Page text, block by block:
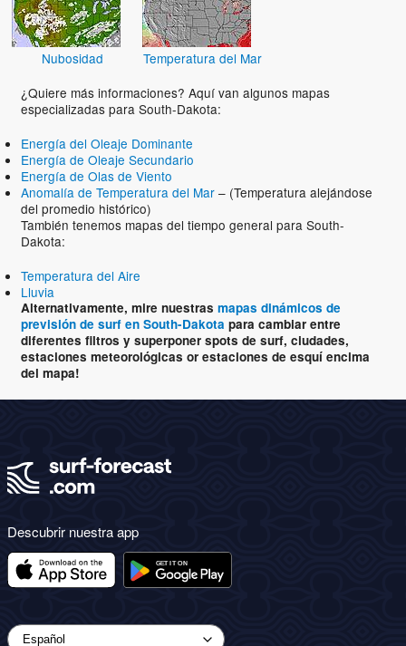
Nubosidad
Temperatura del Mar
¿Quiere más informaciones? Aquí van algunos mapas
especializadas para South-Dakota:
Energía del Oleaje Dominante
Energía de Oleaje Secundario
Energía de Olas de Viento
Anomalía de Temperatura del Mar – (Temperatura alejándose
del promedio histórico)
También tenemos mapas del tiempo general para South-
Dakota:
Temperatura del Aire
Lluvia
Alternativamente, mire nuestras mapas dinámicos de
previsión de surf en South-Dakota para cambiar entre
diferentes filtros y superponer spots de surf, ciudades,
estaciones meteorológicas or estaciones de esquí encima
del mapa!
Descubrir nuestra app